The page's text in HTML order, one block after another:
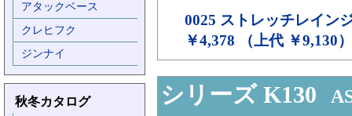
アタックベース
クレヒフク
ジンナイ
秋冬カタログ
0025 ストレッチレイン
￥4,378 （上代 ￥9,130）
シリーズ K130